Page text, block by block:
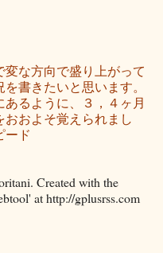
な方向で盛り上がって
書きたいと思います。
るように、３，４ヶ月
およそ覚えられまし
ード
Created with the
at http://gplusrss.com